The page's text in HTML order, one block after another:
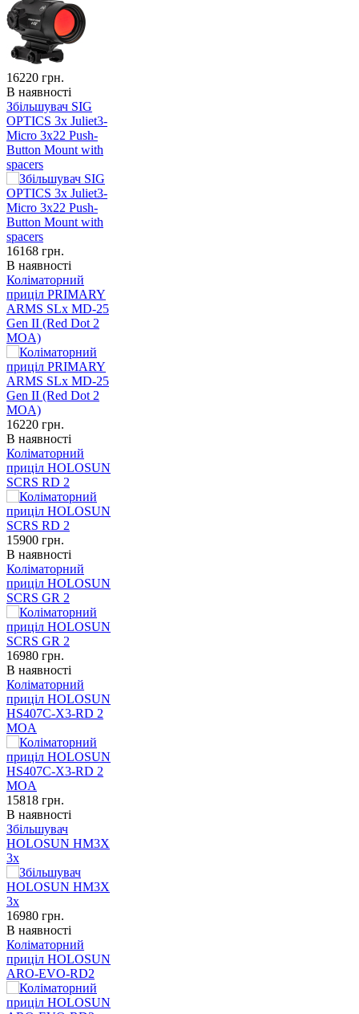
16220 грн.
В наявності
Збільшувач SIG
OPTICS 3x Juliet3-
Micro 3x22 Push-
Button Mount with
spacers
16168 грн.
В наявності
Коліматорний
приціл PRIMARY
ARMS SLx MD-25
Gen II (Red Dot 2
MOA)
16220 грн.
В наявності
Коліматорний
приціл HOLOSUN
SCRS RD 2
15900 грн.
В наявності
Коліматорний
приціл HOLOSUN
SCRS GR 2
16980 грн.
В наявності
Коліматорний
приціл HOLOSUN
HS407C-X3-RD 2
MOA
15818 грн.
В наявності
Збільшувач
HOLOSUN HM3X
3x
16980 грн.
В наявності
Коліматорний
приціл HOLOSUN
ARO-EVO-RD2